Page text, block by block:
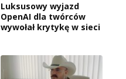
Luksusowy wyjazd
OpenAI dla twórców
wywołał krytykę w sieci